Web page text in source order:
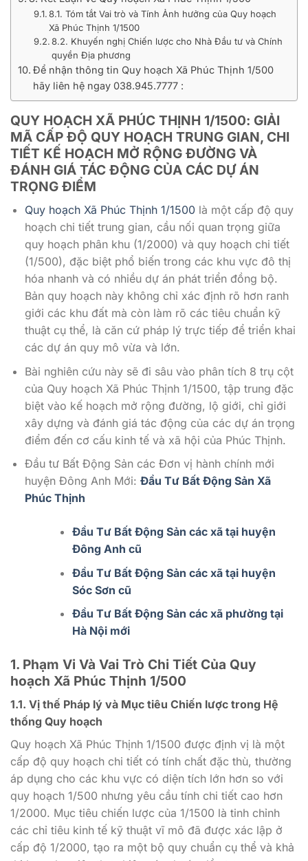
8.1. Tóm tắt Vai trò và Tính Ảnh hưởng của Quy hoạch
Xã Phúc Thịnh 1/1500
8.2. Khuyến nghị Chiến lược cho Nhà Đầu tư và Chính
quyền Địa phương
Để nhận thông tin Quy hoạch Xã Phúc Thịnh 1/500
hãy liên hệ ngay 038.945.7777 :
QUY HOẠCH XÃ PHÚC THỊNH 1/1500: GIẢI
MÃ CẤP ĐỘ QUY HOẠCH TRUNG GIAN, CHI
TIẾT KẾ HOẠCH MỞ RỘNG ĐƯỜNG VÀ
ĐÁNH GIÁ TÁC ĐỘNG CỦA CÁC DỰ ÁN
TRỌNG ĐIỂM
Quy hoạch Xã Phúc Thịnh 1/1500là một cấp độ quy
hoạch chi tiết trung gian, cầu nối quan trọng giữa
quy hoạch phân khu (1/2000) và quy hoạch chi tiết
(1/500), đặc biệt phổ biến trong các khu vực đô thị
hóa nhanh và có nhiều dự án phát triển đồng bộ.
Bản quy hoạch này không chỉ xác định rõ hơn ranh
giới các khu đất mà còn làm rõ các tiêu chuẩn kỹ
thuật cụ thể, là căn cứ pháp lý trực tiếp để triển khai
các dự án quy mô vừa và lớn.
Bài nghiên cứu này sẽ đi sâu vào phân tích 8 trụ cột
của Quy hoạch Xã Phúc Thịnh 1/1500, tập trung đặc
biệt vào kế hoạch mở rộng đường, lộ giới, chỉ giới
xây dựng và đánh giá tác động của các dự án trọng
điểm đến cơ cấu kinh tế và xã hội của Phúc Thịnh.
Đầu tư Bất Động Sản các Đơn vị hành chính mới
huyện Đông Anh Mới: Đầu Tư Bất Động Sản Xã
Phúc Thịnh
Đầu Tư Bất Động Sản các xã tại huyện
Đông Anh cũ
Đầu Tư Bất Động Sản các xã tại huyện
Sóc Sơn cũ
Đầu Tư Bất Động Sản các xã phường tại
Hà Nội mới
1. Phạm Vi Và Vai Trò Chi Tiết Của Quy
hoạch Xã Phúc Thịnh 1/500
1.1. Vị thế Pháp lý và Mục tiêu Chiến lược trong Hệ
thống Quy hoạch
Quy hoạch Xã Phúc Thịnh 1/1500 được định vị là một
cấp độ quy hoạch chi tiết có tính chất đặc thù, thường
áp dụng cho các khu vực có diện tích lớn hơn so với
quy hoạch 1/500 nhưng yêu cầu tính chi tiết cao hơn
1/2000. Mục tiêu chiến lược của 1/1500 là tinh chỉnh
các chỉ tiêu kinh tế kỹ thuật vĩ mô đã được xác lập ở
cấp độ 1/2000, tạo ra một bộ quy chuẩn cụ thể và khả